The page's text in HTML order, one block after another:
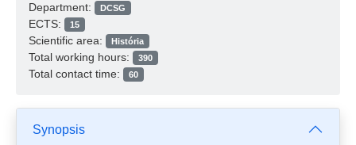
Department: DCSG
ECTS: 15
Scientific area: História
Total working hours: 390
Total contact time: 60
Synopsis